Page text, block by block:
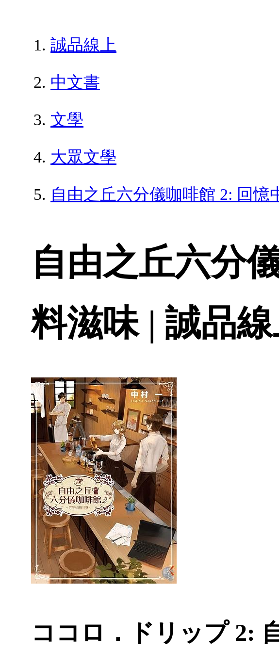
誠品線上
中文書
文學
大眾文學
自由之丘六分儀咖啡館 2: 回憶
自由之丘六分
料滋味 | 誠品
ココロ．ドリップ 2: